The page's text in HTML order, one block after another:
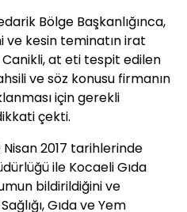
Bölge Başkanlığınca,
ve kesin teminatın irat
at eti tespit edilen
ve söz konusu firmanın
için gerekli
çekti.
Nisan 2017 tarihlerinde
ile Kocaeli Gıda
bildirildiğini ve
Gıda ve Yem